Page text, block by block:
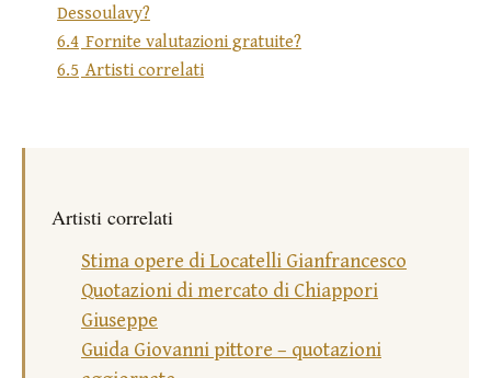
Dessoulavy?
6.4 Fornite valutazioni gratuite?
6.5 Artisti correlati
Artisti correlati
Stima opere di Locatelli Gianfrancesco
Quotazioni di mercato di Chiappori
Giuseppe
Guida Giovanni pittore – quotazioni